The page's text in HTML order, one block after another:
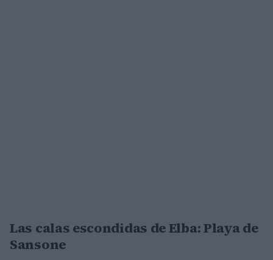
Las calas escondidas de Elba: Playa de
Sansone